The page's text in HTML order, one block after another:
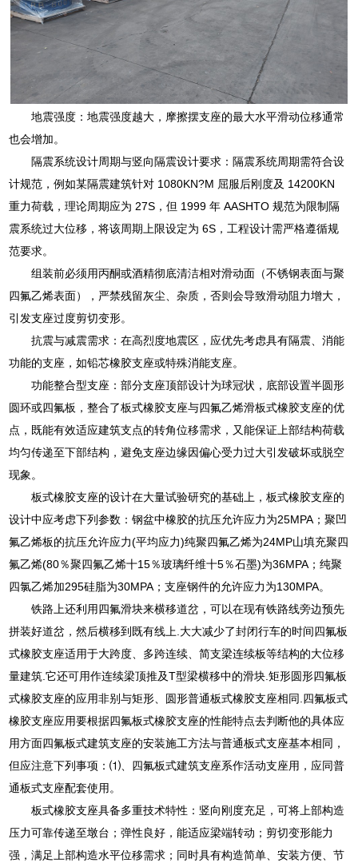
地震强度：地震强度越大，摩擦摆支座的最大水平滑动位移通常
也会增加。
隔震系统设计周期与竖向隔震设计要求：隔震系统周期需符合设
计规范，例如某隔震建筑针对 1080KN?M 屈服后刚度及 14200KN
重力荷载，理论周期应为 27S，但 1999 年 AASHTO 规范为限制隔
震系统过大位移，将该周期上限设定为 6S，工程设计需严格遵循规
范要求。
组装前必须用丙酮或酒精彻底清洁相对滑动面（不锈钢表面与聚
四氟乙烯表面），严禁残留灰尘、杂质，否则会导致滑动阻力增大，
引发支座过度剪切变形。
抗震与减震需求：在高烈度地震区，应优先考虑具有隔震、消能
功能的支座，如铅芯橡胶支座或特殊消能支座。
功能整合型支座：部分支座顶部设计为球冠状，底部设置半圆形
圆环或四氟板，整合了板式橡胶支座与四氟乙烯滑板式橡胶支座的优
点，既能有效适应建筑支点的转角位移需求，又能保证上部结构荷载
均匀传递至下部结构，避免支座边缘因偏心受力过大引发破坏或脱空
现象。
板式橡胶支座的设计在大量试验研究的基础上，板式橡胶支座的
设计中应考虑下列参数：钢盆中橡胶的抗压允许应力为25MPA；聚凹
氟乙烯板的抗压允许应力(平均应力)纯聚四氟乙烯为24MP山填充聚四
氟乙烯(80％聚四氟乙烯十15％玻璃纤维十5％石墨)为36MPA；纯聚
四氯乙烯加295硅脂为30MPA；支座钢件的允许应力为130MPA。
铁路上还利用四氟滑块来横移道岔，可以在现有铁路线旁边预先
拼装好道岔，然后横移到既有线上.大大减少了封闭行车的时间四氟板
式橡胶支座适用于大跨度、多跨连续、简支梁连续板等结构的大位移
量建筑.它还可用作连续梁顶推及T型梁横移中的滑块.矩形圆形四氟板
式橡胶支座的应用非别与矩形、圆形普通板式橡胶支座相同.四氟板式
橡胶支座应用要根据四氟板式橡胶支座的性能特点去判断他的具体应
用方面四氟板式建筑支座的安装施工方法与普通板式支座基本相同，
但应注意下列事项：⑴、四氟板式建筑支座系作活动支座用，应同普
通板式支座配套使用。
板式橡胶支座具备多重技术特性：竖向刚度充足，可将上部构造
压力可靠传递至墩台；弹性良好，能适应梁端转动；剪切变形能力
强，满足上部构造水平位移需求；同时具有构造简单、安装方便、节